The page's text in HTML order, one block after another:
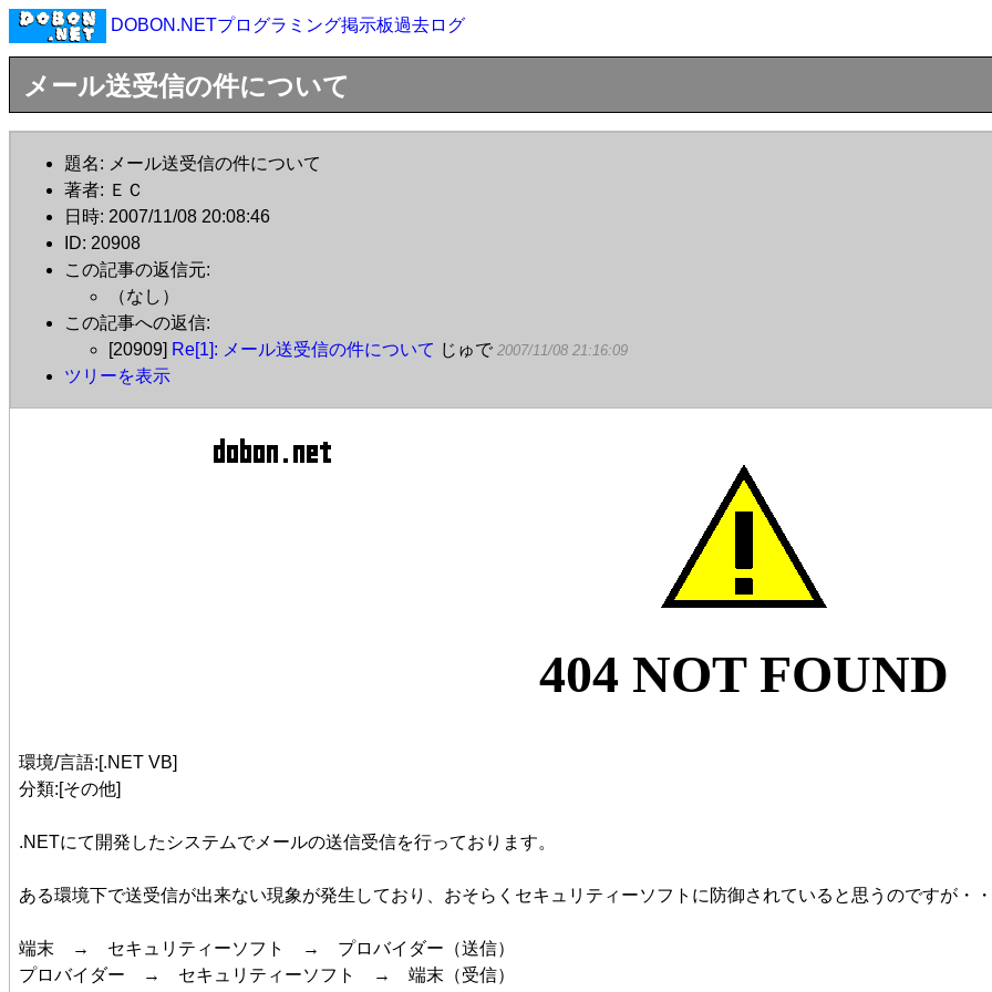
DOBON.NETプログラミング掲示板過去ログ
メール送受信の件について
題名: メール送受信の件について
著者: ＥＣ
日時: 2007/11/08 20:08:46
ID: 20908
この記事の返信元:
（なし）
この記事への返信:
[20909] Re[1]: メール送受信の件について じゅで 2007/11/08 21:16:09
ツリーを表示
環境/言語:[.NET VB]
分類:[その他]
.NETにて開発したシステムでメールの送信受信を行っております。
ある環境下で送受信が出来ない現象が発生しており、おそらくセキュリティーソフトに防御されていると思うのですが・
端末 → セキュリティーソフト → プロバイダー（送信）
プロバイダー → セキュリティーソフト → 端末（受信）